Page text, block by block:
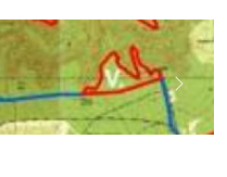
Next